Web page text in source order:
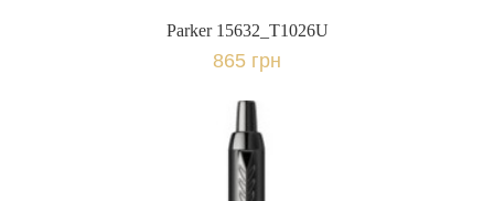
Parker 15632_Т1026U
865 грн